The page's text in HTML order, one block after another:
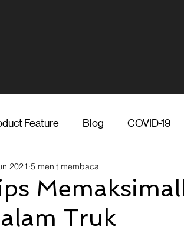
Feature Blog COVID-19
Marketing Media
Support Blog Vendor
Truk
2021 5 menit membaca